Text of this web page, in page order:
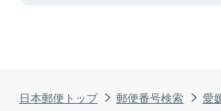
日本郵便トップ 郵便番号検索 愛